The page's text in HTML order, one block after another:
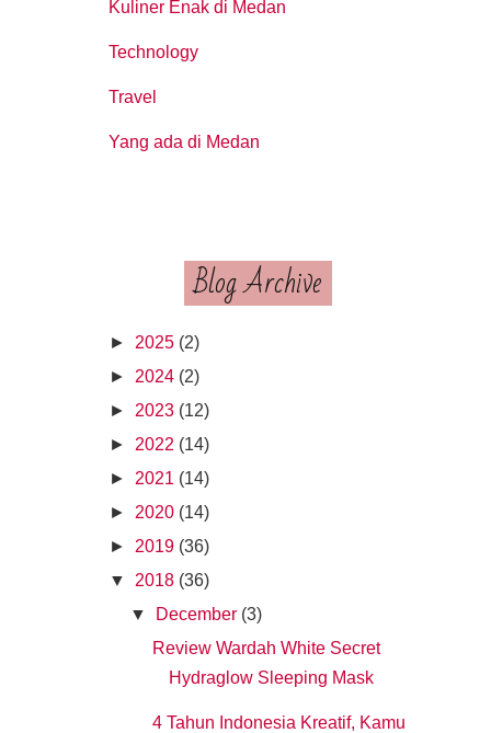
Kuliner Enak di Medan
Technology
Travel
Yang ada di Medan
Blog Archive
► 2025 (2)
► 2024 (2)
► 2023 (12)
► 2022 (14)
► 2021 (14)
► 2020 (14)
► 2019 (36)
▼
2018 (36)
▼
December (3)
Review Wardah White Secret
Hydraglow Sleeping Mask
4 Tahun Indonesia Kreatif, Kamu